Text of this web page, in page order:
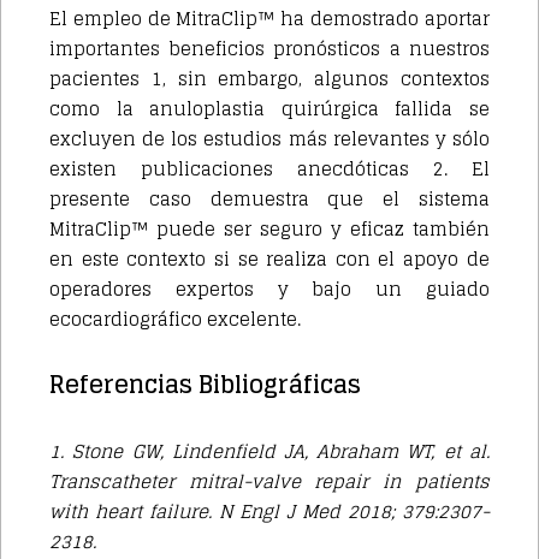
El empleo de MitraClip™ ha demostrado aportar
importantes beneficios pronósticos a nuestros
pacientes 1, sin embargo, algunos contextos
como la anuloplastia quirúrgica fallida se
excluyen de los estudios más relevantes y sólo
existen publicaciones anecdóticas 2. El
presente caso demuestra que el sistema
MitraClip™ puede ser seguro y eficaz también
en este contexto si se realiza con el apoyo de
operadores expertos y bajo un guiado
ecocardiográfico excelente.
Referencias Bibliográficas
1. Stone GW, Lindenfield JA, Abraham WT, et al.
Transcatheter mitral-valve repair in patients
with heart failure. N Engl J Med 2018; 379:2307-
2318.